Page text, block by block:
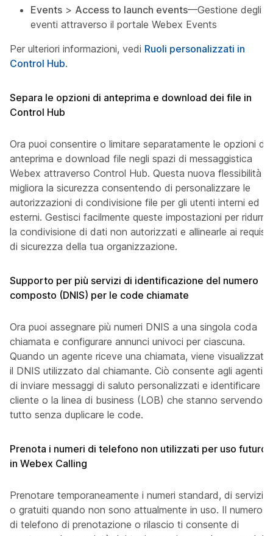
Events > Access to launch events—Gestione degli
eventi attraverso il portale Webex Events
Per ulteriori informazioni, vedi Ruoli personalizzati in
Control Hub.
Separa le opzioni di anteprima e download dei file in
Control Hub
Ora puoi consentire o limitare separatamente le opzioni di
anteprima e download file negli spazi di messaggistica
Webex attraverso Control Hub. Questa nuova flessibilità
migliora la sicurezza consentendo di personalizzare le
autorizzazioni di condivisione file per gli utenti interni ed
esterni. Gestisci facilmente queste impostazioni per ridurre
la condivisione di dati non autorizzati e allinearle ai requisiti
di sicurezza della tua organizzazione.
Supporto per più servizi di identificazione del numero
composto (DNIS) per le code chiamate
Ora puoi assegnare più numeri DNIS a una singola coda
chiamata e configurare annunci univoci per ciascuna.
Quando un agente riceve una chiamata, viene visualizzato
il DNIS utilizzato dal chiamante. Ciò consente agli agenti
di inviare messaggi di saluto personalizzati e identificare il
cliente o la linea di business (LOB) che stanno servendo, il
tutto senza duplicare le code.
Prenota i numeri di telefono non utilizzati per uso futuro
in Webex Calling
Prenotare temporaneamente i numeri standard, di servizio
o gratuiti quando non sono attualmente in uso. Il numero
di telefono di prenotazione o rilascio ti consente di